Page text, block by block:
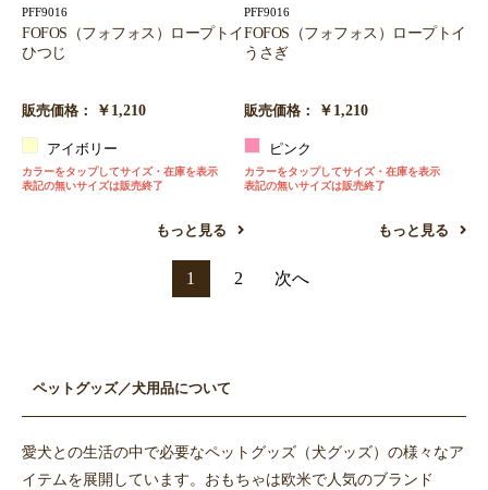
PFF9016
FOFOS（フォフォス）ロープトイ
ひつじ
販売価格： ￥1,210
アイボリー
カラーをタップしてサイズ・在庫を表示
表記の無いサイズは販売終了
もっと見る
PFF9016
FOFOS（フォフォス）ロープトイ
うさぎ
販売価格： ￥1,210
ピンク
カラーをタップしてサイズ・在庫を表示
表記の無いサイズは販売終了
もっと見る
1 2 次へ
ペットグッズ／犬用品について
愛犬との生活の中で必要なペットグッズ（犬グッズ）の様々なア
イテムを展開しています。おもちゃは欧米で人気のブランド